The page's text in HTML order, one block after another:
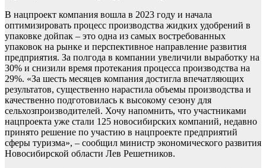
В нацпроект компания вошла в 2023 году и начала
оптимизировать процесс производства жидких удобрений в
упаковке дойпак – это одна из самых востребованных
упаковок на рынке и перспективное направление развития
предприятия. За полгода в компании увеличили выработку на
30% и снизили время протекания процесса производства на
29%. «За шесть месяцев компания достигла впечатляющих
результатов, существенно нарастила объемы производства и
качественно подготовилась к высокому сезону для
сельхозпроизводителей. Хочу напомнить, что участниками
нацпроекта уже стали 125 новосибирских компаний, недавно
принято решение по участию в нацпроекте предприятий
сферы туризма», – сообщил министр экономического развития
Новосибирской области Лев Решетников.